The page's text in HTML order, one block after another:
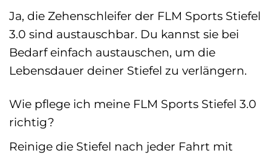
Ja, die Zehenschleifer der FLM Sports Stiefel
3.0 sind austauschbar. Du kannst sie bei
Bedarf einfach austauschen, um die
Lebensdauer deiner Stiefel zu verlängern.
Wie pflege ich meine FLM Sports Stiefel 3.0
richtig?
Reinige die Stiefel nach jeder Fahrt mit